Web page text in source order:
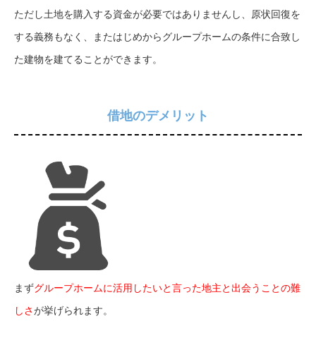
ただし土地を購入する資金が必要ではありませんし、原状回復を
する義務もなく、またはじめからグループホームの条件に合致し
た建物を建てることができます。
借地のデメリット
まずグループホームに活用したいと言った地主と出会うことの難
しさが挙げられます。